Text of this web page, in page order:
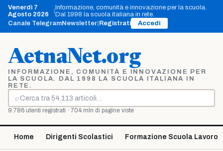
Vai
contenuto
Venerdì 7
Agosto 2026
Informazione, comunità e innovazione per la scuola.
Dal 1998 la scuola italiana in rete.
Canale TelegramNewsletter Registrati Accedi
AetnaNet.org
INFORMAZIONE, COMUNITÀ E INNOVAZIONE PER
LA SCUOLA. DAL 1998 LA SCUOLA ITALIANA IN
RETE.
⌕
Cerca
9.786 utenti registrati · 704 mln di pagine viste
Home Dirigenti Scolastici Formazione Scuola Lavoro